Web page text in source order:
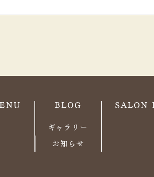
BLOG
ギャラリー
お知らせ
SALON